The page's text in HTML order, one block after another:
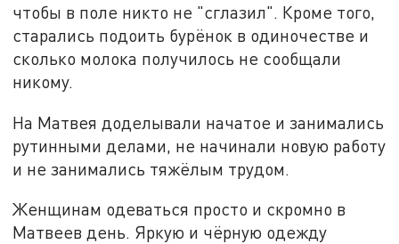
чтобы в поле никто не "сглазил". Кроме того,
старались подоить бурёнок в одиночестве и
сколько молока получилось не сообщали
никому.
На Матвея доделывали начатое и занимались
рутинными делами, не начинали новую работу
и не занимались тяжёлым трудом.
Женщинам одеваться просто и скромно в
Матвеев день. Яркую и чёрную одежду